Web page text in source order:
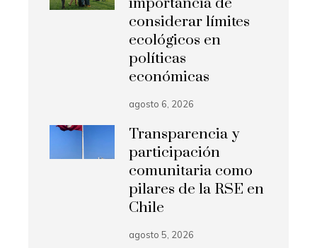
considerar límites
ecológicos en
políticas
económicas
agosto 6, 2026
Transparencia y
participación
comunitaria como
pilares de la RSE en
Chile
agosto 5, 2026